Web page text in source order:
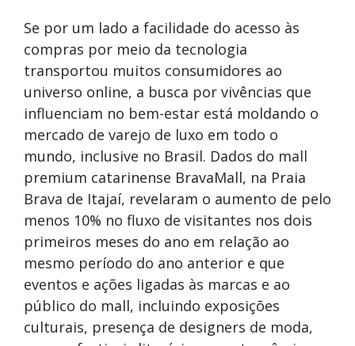
Se por um lado a facilidade do acesso às
compras por meio da tecnologia
transportou muitos consumidores ao
universo online, a busca por vivências que
influenciam no bem-estar está moldando o
mercado de varejo de luxo em todo o
mundo, inclusive no Brasil. Dados do mall
premium catarinense BravaMall, na Praia
Brava de Itajaí, revelaram o aumento de pelo
menos 10% no fluxo de visitantes nos dois
primeiros meses do ano em relação ao
mesmo período do ano anterior e que
eventos e ações ligadas às marcas e ao
público do mall, incluindo exposições
culturais, presença de designers de moda,